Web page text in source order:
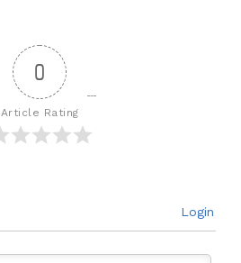
0
Article Rating
Login